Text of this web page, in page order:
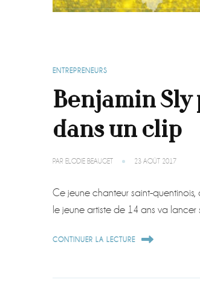
ENTREPRENEURS
Benjamin
dans un clip
PAR ELODIE BEAUGET 23 AOÛT 2017
Ce jeune chanteur saint-quentinois,
le jeune artiste de 14 ans va lancer
CONTINUER LA LECTURE